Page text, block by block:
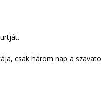
csak három nap a